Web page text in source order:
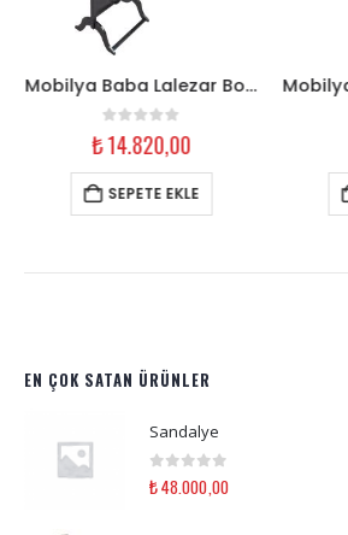
Mobilya Baba Lalezar Boy Aynası | Ahşap Çerçeveli, Siyah Ayaklı Ayna
0out of 5
₺14.820,00
SEPETE EKLE
EN ÇOK SATAN ÜRÜNLER
Sandalye
0 out of 5
₺48.000,00